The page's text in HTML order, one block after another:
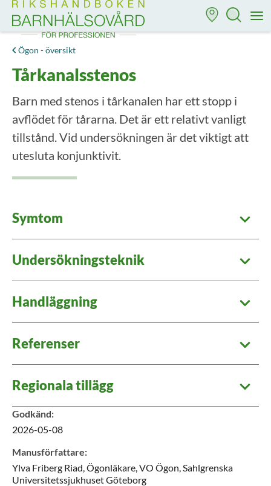
Till startsidan för Rikshandboken i barnhälsovård
Ögon - översikt
Tårkanalsstenos
Barn med stenos i tårkanalen har ett stopp i
avflödet för tårarna. Det är ett relativt vanligt
tillstånd. Vid undersökningen är det viktigt att
utesluta konjunktivit.
Symtom
Undersökningsteknik
Handläggning
Referenser
Regionala tillägg
Godkänd:
2026-05-08
Manusförfattare:
Ylva Friberg Riad,Ögonläkare,VO Ögon,Sahlgrenska
Universitetssjukhuset Göteborg